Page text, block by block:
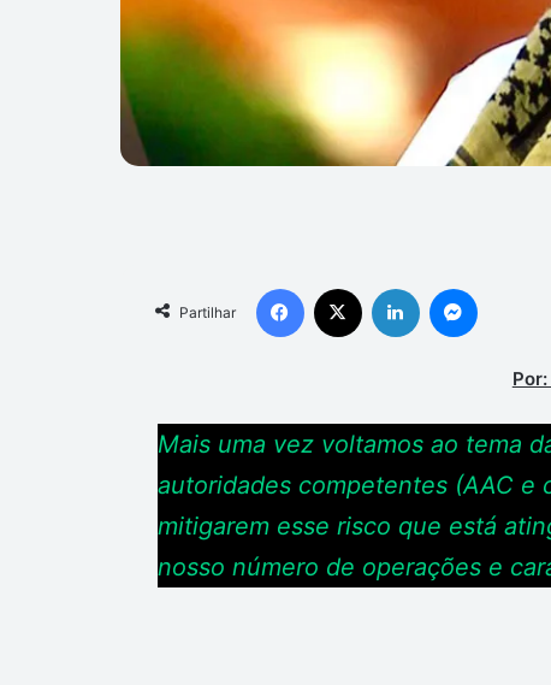
Partilhar
Facebook Linkedin
Mais uma vez voltamos ao tema
autoridades competentes (AAC e
mitigarem esse risco que está
nosso número de operações e